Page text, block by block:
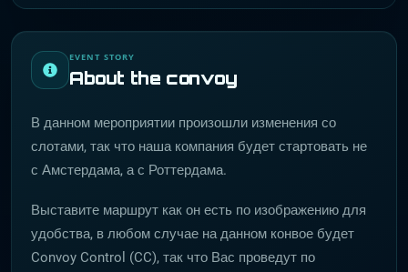
EVENT STORY
About the convoy
В данном мероприятии произошли изменения со
слотами, так что наша компания будет стартовать не
с Амстердама, а с Роттердама.
Выставите маршрут как он есть по изображению для
удобства, в любом случае на данном конвое будет
Convoy Control (CC), так что Вас проведут по